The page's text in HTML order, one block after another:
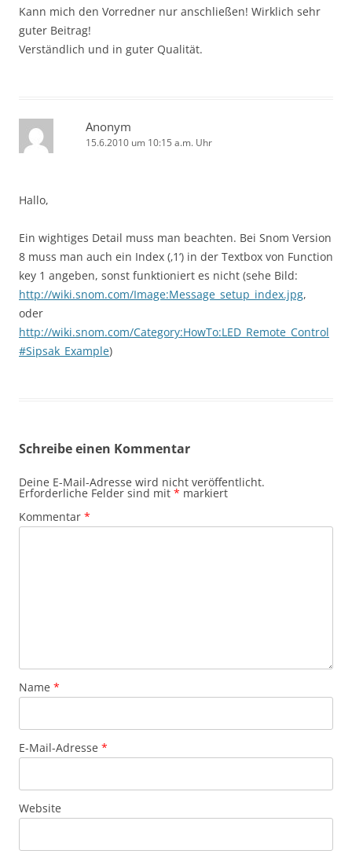
Kann mich den Vorredner nur anschließen! Wirklich sehr
guter Beitrag!
Verständlich und in guter Qualität.
Anonym
15.6.2010 um 10:15 a.m. Uhr
Hallo,
Ein wightiges Detail muss man beachten. Bei Snom Version
8 muss man auch ein Index (‚1‘) in der Textbox von Function
key 1 angeben, sonst funktioniert es nicht (sehe Bild:
http://wiki.snom.com/Image:Message_setup_index.jpg,
oder
http://wiki.snom.com/Category:HowTo:LED_Remote_Control
#Sipsak_Example)
Schreibe einen Kommentar
Deine E-Mail-Adresse wird nicht veröffentlicht.
Erforderliche Felder sind mit * markiert
Kommentar *
Name *
E-Mail-Adresse *
Website